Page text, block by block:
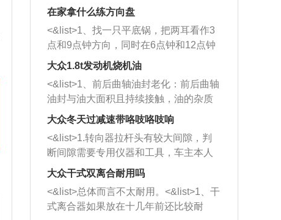
者是细棍，直接将杂物给取出来，如果
堵塞情况比较严重，也可以采取应急措
施。 <&list>2、直接利用木棍将所有的
杂物推到排气管里面的位置处，然后将
三元催化器拆解开，就可以将堵塞的东
西取出来。但如果是因为积碳过多引起
的堵塞，就需要将三元催化器泡在草酸
洗剂对堵塞的情况得到解决，将清洗剂
放在燃油箱中，与燃油混合后，车辆启
动时，就可以和汽油一起进入到燃烧
室，最后形成废气排出，就可以让三元
催化器得到清洗，排气管堵塞的情况就
能够得到解决。
在家拿什么练方向盘
<&list>1、找一只平底锅，把两耳看作3
点和9点钟方向，同时在6点钟和12点钟
方向做一个标记。 <&list>2、双手握住
一圈半的练习，往右同样也要打相同的
圈数。 <&list>3、最后强调要反复练
习，这样就可以形成肌肉记忆，在真实
驾驶车辆时，不需要记忆也能打好方
向。
大众1.8t发动机烧机油
<&list>1、前后曲轴油封老化：前后曲轴
油封与油大面积且持续接触，油的杂质
和发动机内持续温度变化使其密封效果
逐渐减弱，导致渗油或漏油。<&list>2、
活塞间隙过大：积碳会使活塞环与缸体
的间隙扩大，导致机油流入燃烧室中，
造成烧机油。<&list>3、机油粘度。使用
机油粘度过小的话，同样会有烧机油现
象，机油粘度过小具有很好的流动性，
大众冬天过减速带咯吱咯吱响
<&list>1.转向器拉杆头有较大间隙，判
断间隙需要专用仪器和工具，车主本人
无法制作，需要将车辆送到修理厂或4s
店；<&list>2.车辆半轴套管防尘罩破
裂，破裂后会出现漏油现象，使半轴磨
损严重，磨损的半轴容易损坏，产生异
大众干式双离合耐用吗
<&list>总体而言不太耐用。<&list>1、干
式离合器如果放在十几年前还比较耐